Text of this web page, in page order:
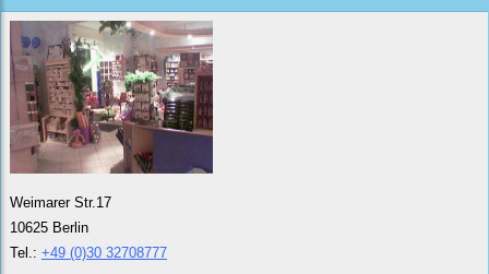
Weimarer Str.17
10625 Berlin
Tel.: +49 (0)30 32708777